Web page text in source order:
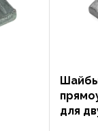
для